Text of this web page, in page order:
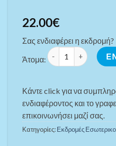
22.00€
Σας ενδιαφέρει η εκδρομή?
Άτομα:
ΚΟΣΤΑ - ΣΠΕΤΣΕΣ -
Κάντε click για να
ενδιαφέροντος και το
επικοινωνήσει μαζί σας.
Κατηγορίες:Εκδρομές